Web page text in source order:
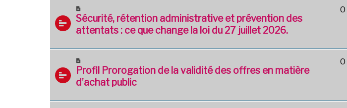
Sécurité, rétention administrative et prévention des
attentats : ce que change la loi du 27 juillet 2026.
0
Profil Prorogation de la validité des offres en matière
d’achat public
0